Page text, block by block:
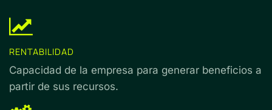
RENTABILIDAD
Capacidad de la empresa para generar beneficios a
partir de sus recursos.